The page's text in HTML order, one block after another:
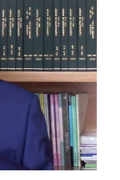
APE
en
la
inauguración
y
en
la
clausura
del
curso